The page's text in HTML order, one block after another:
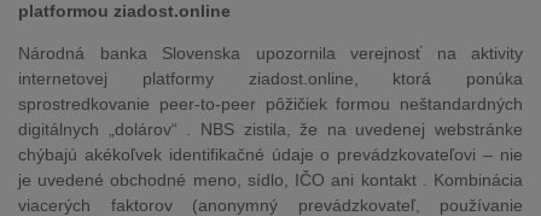
platformou ziadost.online
Národná banka Slovenska upozornila verejnosť na aktivity
internetovej platformy ziadost.online, ktorá ponúka
sprostredkovanie peer-to-peer pôžičiek formou neštandardných
digitálnych „dolárov“ . NBS zistila, že na uvedenej webstránke
chýbajú akékoľvek identifikačné údaje o prevádzkovateľovi – nie
je uvedené obchodné meno, sídlo, IČO ani kontakt . Kombinácia
viacerých faktorov (anonymný prevádzkovateľ, používanie